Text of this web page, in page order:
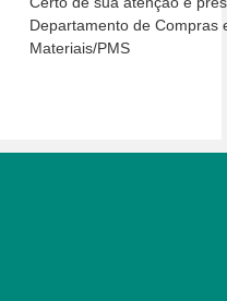
Departamento de Compras
Materiais/PMS